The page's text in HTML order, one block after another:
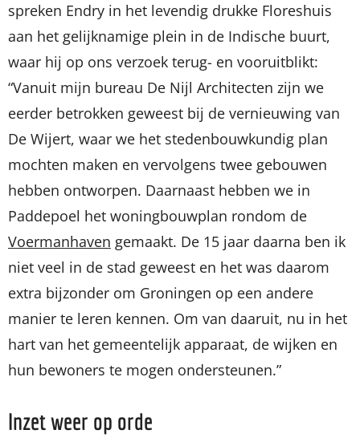
spreken Endry in het levendig drukke Floreshuis
aan het gelijknamige plein in de Indische buurt,
waar hij op ons verzoek terug- en vooruitblikt:
“Vanuit mijn bureau De Nijl Architecten zijn we
eerder betrokken geweest bij de vernieuwing van
De Wijert, waar we het stedenbouwkundig plan
mochten maken en vervolgens twee gebouwen
hebben ontworpen. Daarnaast hebben we in
Paddepoel het woningbouwplan rondom de
Voermanhaven gemaakt. De 15 jaar daarna ben ik
niet veel in de stad geweest en het was daarom
extra bijzonder om Groningen op een andere
manier te leren kennen. Om van daaruit, nu in het
hart van het gemeentelijk apparaat, de wijken en
hun bewoners te mogen ondersteunen.”
Inzet weer op orde